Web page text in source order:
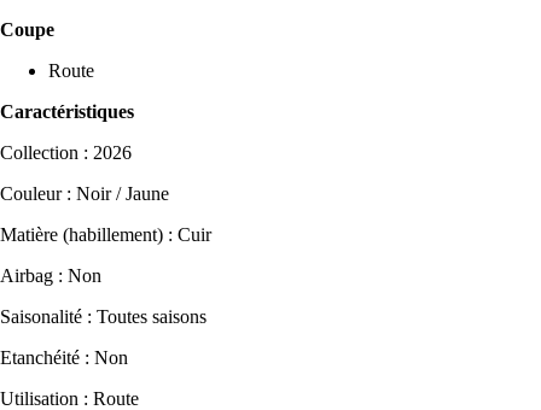
Coupe
Route
Caractéristiques
Collection : 2026
Couleur : Noir / Jaune
Matière (habillement) : Cuir
Airbag : Non
Saisonalité : Toutes saisons
Etanchéité : Non
Utilisation : Route